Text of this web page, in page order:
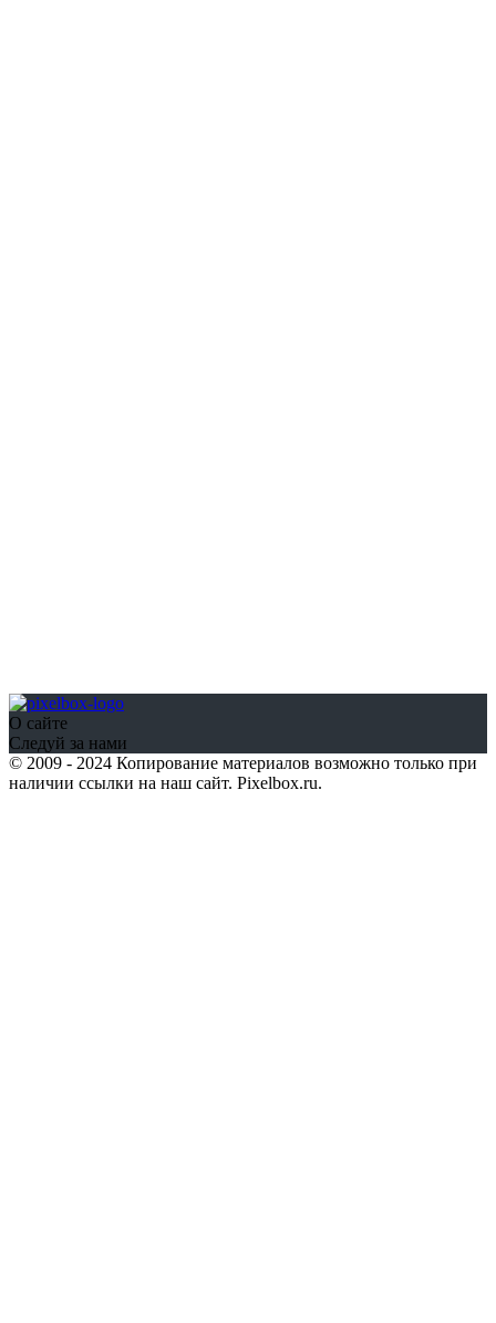
О сайте
Следуй за нами
© 2009 - 2024 Копирование материалов возможно только при
наличии ссылки на наш сайт. Pixelbox.ru.